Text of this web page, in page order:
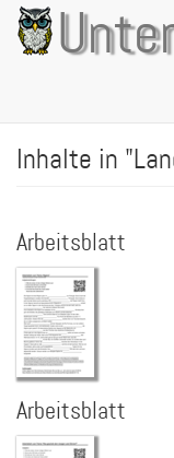
Direkt
zum
Inhalt
Inhalte in
Arbeitsblatt
Arbeitsblatt